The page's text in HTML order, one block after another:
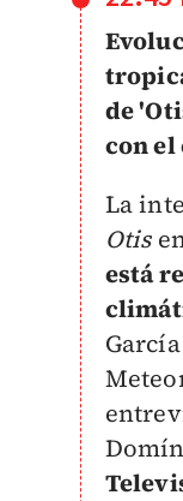
de
con
La
Otis
está